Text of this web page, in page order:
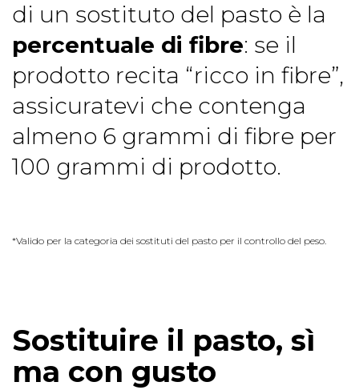
di un sostituto del pasto è la
percentuale di fibre: se il
prodotto recita “ricco in fibre”,
assicuratevi che contenga
almeno 6 grammi di fibre per
100 grammi di prodotto.
*Valido per la categoria dei sostituti del pasto per il controllo del peso.
Sostituire il pasto, sì
ma con gusto